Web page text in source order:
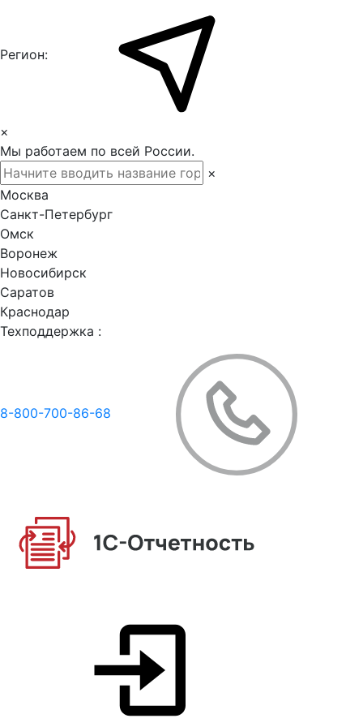
Регион:
×
Мы работаем по всей России.
×
Москва
Санкт-Петербург
Омск
Воронеж
Новосибирск
Саратов
Краснодар
Техподдержка :
8-800-700-86-68